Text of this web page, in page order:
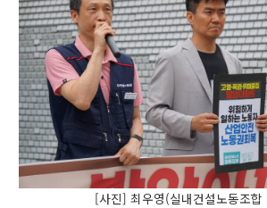
[사진] 최우영(실내건설노동조합